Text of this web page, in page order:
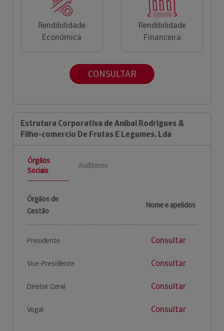
Rendibilidade
Económica
Rendibilidade
Financeira
CONSULTAR
Estrutura Corporativa de Anibal Rodrigues &
Filho-comercio De Frutas E Legumes, Lda
Órgãos
Sociais
Auditores
Órgãos de
Gestão
Nome e apelidos
Presidente Consultar
Vice-Presidente Consultar
Diretor Geral Consultar
Vogal Consultar